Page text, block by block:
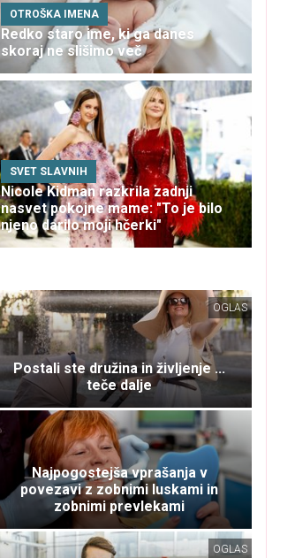
OTROŠKA IMENA
Redko staro ime, ki ga danes
skoraj ne slišimo več
SVET SLAVNIH
Nicole Kidman razkrila zadnji
nasvet pokojne mame: "To je bilo
njeno darilo moji hčerki"
OGLAS
Postali ste družina in življenje ...
teče dalje
Najpogostejša vprašanja v
povezavi z zobnimi luskami in
zobnimi prevlekami
OGLAS